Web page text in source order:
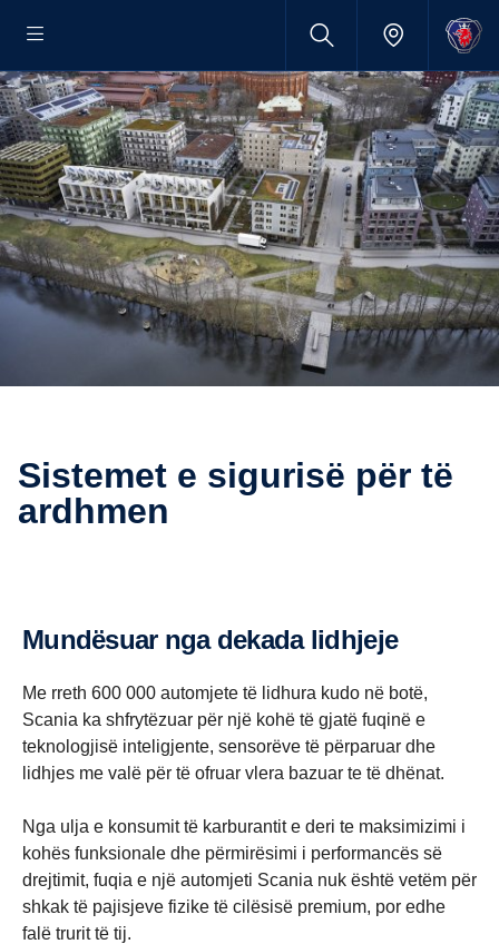
Sistemet e sigurisë për të
ardhmen
Mundësuar nga dekada lidhjeje
Me rreth 600 000 automjete të lidhura kudo në botë,
Scania ka shfrytëzuar për një kohë të gjatë fuqinë e
teknologjisë inteligjente, sensorëve të përparuar dhe
lidhjes me valë për të ofruar vlera bazuar te të dhënat.
Nga ulja e konsumit të karburantit e deri te maksimizimi i
kohës funksionale dhe përmirësimi i performancës së
drejtimit, fuqia e një automjeti Scania nuk është vetëm për
shkak të pajisjeve fizike të cilësisë premium, por edhe
falë trurit të tij.